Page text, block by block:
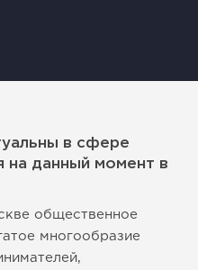
в сфере
на данный момент в
общественное
многообразие